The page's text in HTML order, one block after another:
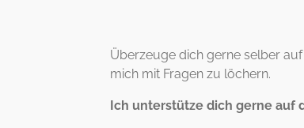
Überzeuge dich gerne selber
mich mit Fragen zu löchern.
Ich unterstütze dich gerne auf